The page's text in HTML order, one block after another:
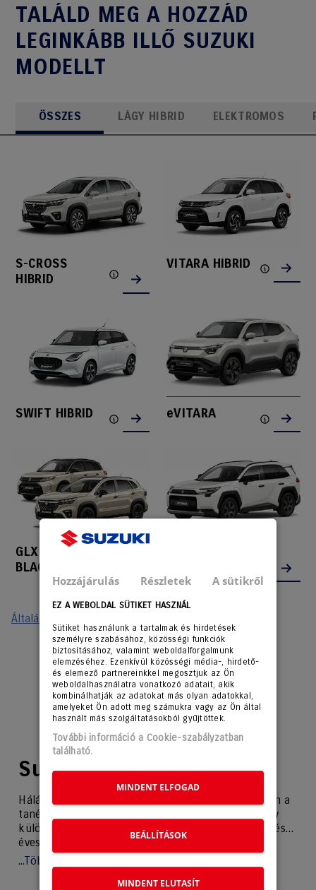
Hozzájárulás Részletek A sütikről
EZ A WEBOLDAL SÜTIKET HASZNÁL
Sütiket használunk a tartalmak és hirdetések
személyre szabásához, közösségi funkciók
biztosításához, valamint weboldalforgalmunk
elemzéséhez. Ezenkívül közösségi média-, hirdető-
és elemező partnereinkkel megosztjuk az Ön
weboldalhasználatra vonatkozó adatait, akik
kombinálhatják az adatokat más olyan adatokkal,
amelyeket Ön adott meg számukra vagy az Ön által
használt más szolgáltatásokból gyűjtöttek.
További információ a Cookie-szabályzatban
található.
MINDENT ELUTASÍT
BEÁLLÍTÁSOK
MINDENT ELFOGAD
TALÁLD MEG A HOZZÁD
LEGINKÁBB ILLŐ SUZUKI
MODELLT
ÖSSZES LÁGY HIBRID ELEKTROMOS
S-CROSS
HIBRID
VITARA HIBRID
SWIFT HIBRID eVITARA
GLX URBAN
BLACK
Általános Szerződési Feltételek
Suzuki pedagógus ajánlat
Hálásak vagyunk minden pedagógusnak, aki ebben a
tanévben is nevelte és oktatta a gyerekeinket! Egy
különleges ajánlattal szeretnénk megköszönni egész
éves munkájukat. Pedagógus igazolvánnyal most
exkluzív áron rendelhetik meg modelljeinket.
Ráadásul minden megrendelés mellé napozóágyat és
könyvutalványt adunk ajándékba!
...Több betöltése